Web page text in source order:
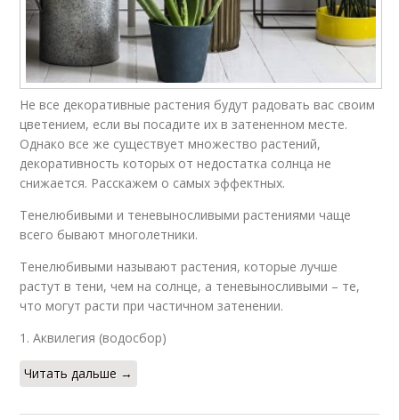
Не все декоративные растения будут радовать вас своим
цветением, если вы посадите их в затененном месте.
Однако все же существует множество растений,
декоративность которых от недостатка солнца не
снижается. Расскажем о самых эффектных.
Тенелюбивыми и теневыносливыми растениями чаще
всего бывают многолетники.
Тенелюбивыми называют растения, которые лучше
растут в тени, чем на солнце, а теневыносливыми – те,
что могут расти при частичном затенении.
1. Аквилегия (водосбор)
Читать дальше →